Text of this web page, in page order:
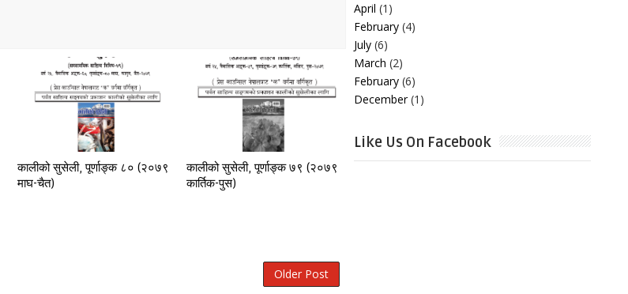
कालीको सुसेली, पूर्णाङ्क ८० (२०७९
माघ-चैत)
कालीको सुसेली, पूर्णाङ्क ७९ (२०७९
कार्तिक-पुस)
Older Post
April (1)
February (4)
July (6)
March (2)
February (6)
December(1)
Like Us On Facebook